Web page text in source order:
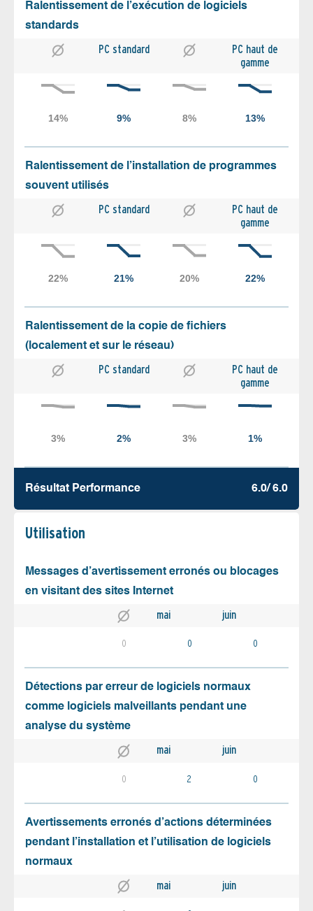
Ralentissement de l’exécution de logiciels
standards
PC standard
PC haut de
gamme
Ralentissement de l’installation de programmes
souvent utilisés
PC standard
PC haut de
gamme
Ralentissement de la copie de fichiers
(localement et sur le réseau)
PC standard
PC haut de
gamme
Résultat Performance 6.0/ 6.0
Utilisation
Messages d’avertissement erronés ou blocages
en visitant des sites Internet
mai juin
0 0 0
Détections par erreur de logiciels normaux
comme logiciels malveillants pendant une
analyse du système
mai juin
0 2 0
Avertissements erronés d’actions déterminées
pendant l’installation et l’utilisation de logiciels
normaux
mai juin